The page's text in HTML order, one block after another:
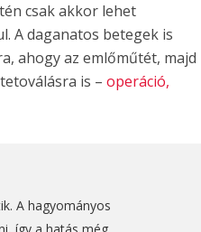
csak akkor lehet
A daganatos betegek is
ahogy az emlőműtét, majd
is –operáció,
A hagyományos